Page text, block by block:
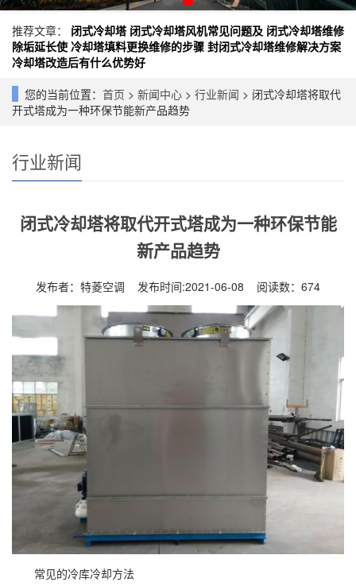
推荐文章： 闭式冷却塔 闭式冷却塔风机常见问题及 闭式冷却塔维修
除垢延长使 冷却塔填料更换维修的步骤 封闭式冷却塔维修解决方案
冷却塔改造后有什么优势好
您的当前位置： 首页 > 新闻中心 > 行业新闻 > 闭式冷却塔将取代
开式塔成为一种环保节能新产品趋势
行业新闻
闭式冷却塔将取代开式塔成为一种环保节能
新产品趋势
发布者：特菱空调 发布时间:2021-06-08 阅读数： 674
常见的冷库冷却方法